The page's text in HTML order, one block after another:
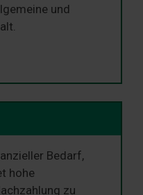
und
Bedarf,
hohe
zu